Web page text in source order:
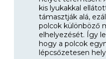
kis lyukakkal
támasztják alá,
polcok különböző
elhelyezését. Így
hogy a polcok
lépcsőzetesen